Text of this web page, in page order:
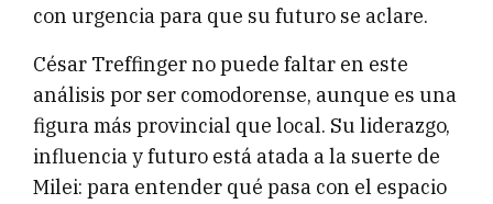
con urgencia para que su futuro se aclare.
César Treffinger no puede faltar en este
análisis por ser comodorense, aunque es una
figura más provincial que local. Su liderazgo,
influencia y futuro está atada a la suerte de
Milei: para entender qué pasa con el espacio